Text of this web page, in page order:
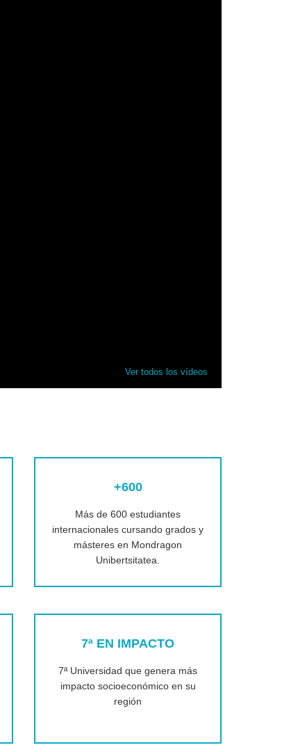
Ver todos los vídeos
+600
Más de 600 estudiantes
internacionales cursando grados y
másteres en Mondragon
Unibertsitatea.
7ª EN IMPACTO
7ª Universidad que genera más
impacto socioeconómico en su
región